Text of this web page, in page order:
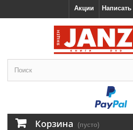
Написать
Акции
Корзина (пусто)